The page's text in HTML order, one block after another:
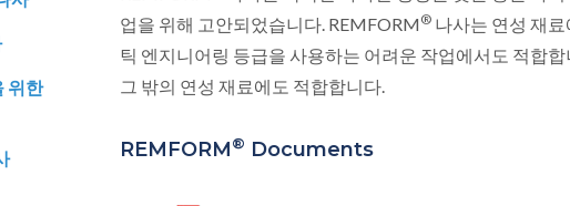
업을 위해 고안되었습니다. REMFORM® 나사는 연성 재
틱 엔지니어링 등급을 사용하는 어려운 작업에서도 적합
그 밖의 연성 재료에도 적합합니다.
REMFORM® Documents
위한